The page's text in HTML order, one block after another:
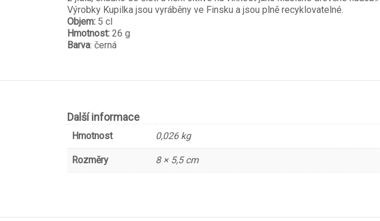
Výrobky Kupilka jsou vyráběny ve Finsku a jsou plně recyklovatelné.
Objem: 5 cl
Hmotnost: 26 g
Barva: černá
Další informace
Hmotnost 0,026 kg
Rozměry 8 × 5,5 cm